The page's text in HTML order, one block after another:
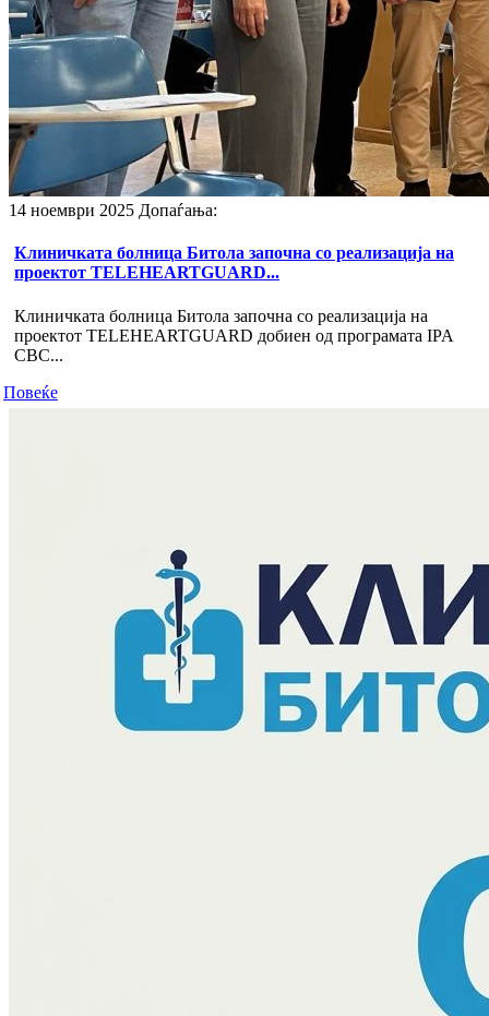
14 ноември 2025 Допаѓања:
Клиничката болница Битола започна со реализација на
проектот TELEHEARTGUARD...
Клиничката болница Битола започна со реализација на
проектот TELEHEARTGUARD добиен од програмата IPA
CBC...
Повеќе